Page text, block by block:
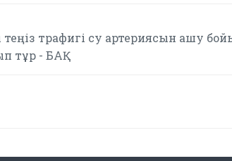
трафигі су артериясын ашу
тұр - БАҚ